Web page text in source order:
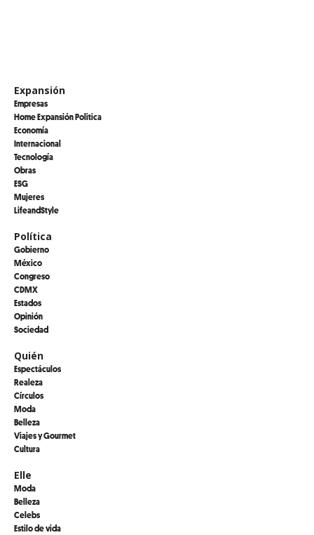
Expansión
Empresas
Home Expansión Politica
Economía
Internacional
Tecnología
Obras
ESG
Mujeres
LifeandStyle
Política
Gobierno
México
Congreso
CDMX
Estados
Opinión
Sociedad
Quién
Espectáculos
Realeza
Círculos
Moda
Belleza
Viajes y Gourmet
Cultura
Elle
Moda
Belleza
Celebs
Estilo de vida